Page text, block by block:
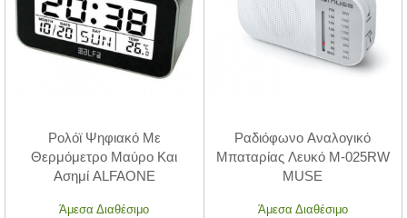
Ρολόϊ Ψηφιακό Με
Θερμόμετρο Μαύρο Και
Ασημί ALFAONE
Άμεσα Διαθέσιμο
Ραδιόφωνο Αναλογικό
Μπαταρίας Λευκό M-025RW
MUSE
Άμεσα Διαθέσιμο